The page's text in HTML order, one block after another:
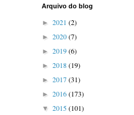
Arquivo do blog
► 2021 (2)
► 2020(7)
► 2019(6)
► 2018(19)
► 2017(31)
► 2016(173)
▼ 2015(101)